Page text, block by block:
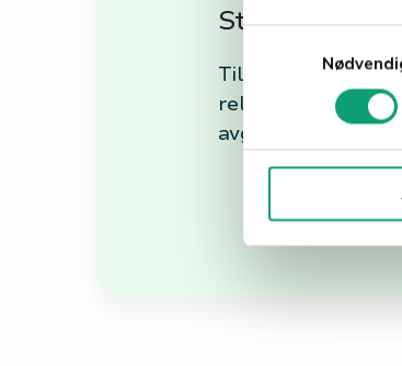
t
y
v
Styrket
Til slutt bidrar
relevant. Kunder
avgjørende for